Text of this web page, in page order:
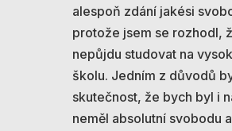
alespoň zdání jakési
protože jsem se rozhodl,
nepůjdu studovat na
školu. Jedním z důvodů
skutečnost, že bych byl i
neměl absolutní svobodu